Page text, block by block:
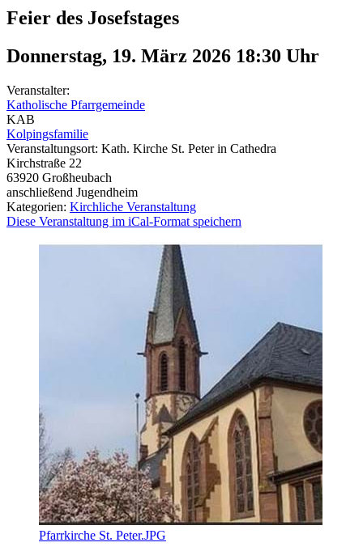
Feier des Josefstages
Donnerstag, 19. März 2026 18:30 Uhr
Veranstalter:
Katholische Pfarrgemeinde
KAB
Kolpingsfamilie
Veranstaltungsort: Kath. Kirche St. Peter in Cathedra
Kirchstraße 22
63920 Großheubach
anschließend Jugendheim
Kategorien: Kirchliche Veranstaltung
Diese Veranstaltung im iCal-Format speichern
Pfarrkirche St. Peter.JPG